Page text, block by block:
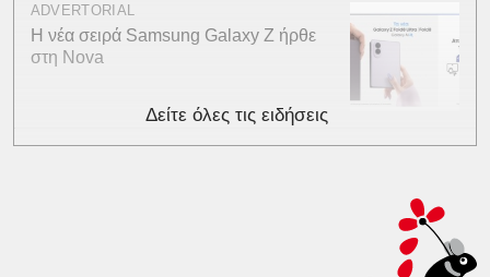
ADVERTORIAL
Η νέα σειρά Samsung Galaxy Ζ ήρθε
στη Nova
Δείτε όλες τις ειδήσεις